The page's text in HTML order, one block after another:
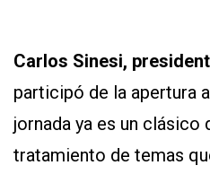
Carlos Sinesi,
participó de la apertura
jornada ya es un clásico
tratamiento de temas